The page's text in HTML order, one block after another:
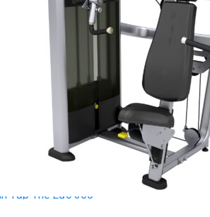
Chạy Bộ
Đạp Tập Thể Dục
đạp ngồi có tựa lưng
Trượt Tuyết
Chèo Thuyền
Leo Cầu Thang
Rung Bụng
tập phục hồi chức năng
Phòng Gym chuyên dụng
Khối Tập Với Cáp
khối đa năng
Tập Thể Lực 360